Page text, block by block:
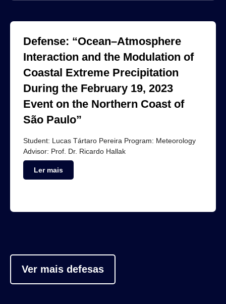
Defense: “Ocean–Atmosphere
Interaction and the Modulation of
Coastal Extreme Precipitation
During the February 19, 2023
Event on the Northern Coast of
São Paulo”
Student: Lucas Tártaro Pereira Program: Meteorology
Advisor: Prof. Dr. Ricardo Hallak
Ler mais
Ver mais defesas